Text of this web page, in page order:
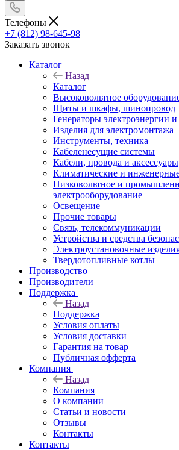
Телефоны
+7 (812) 98-645-98
Заказать звонок
Каталог
Назад
Каталог
Высоковольтное
Щиты и шкафы, шинопровод
Генераторы электроэнергии
Изделия для электромонтажа
Инструменты, техника
Кабеленесущие системы
Кабели, провода и аксессуары
Климатические и
Низковольтное и
электрооборудование
Освещение
Прочие товары
Связь, телекоммуникации
Устройства и средства
Электроустановочные
Твердотопливные котлы
Производство
Производители
Поддержка
Назад
Поддержка
Условия оплаты
Условия доставки
Гарантия на товар
Публичная офферта
Компания
Назад
Компания
О компании
Статьи и новости
Отзывы
Контакты
Контакты